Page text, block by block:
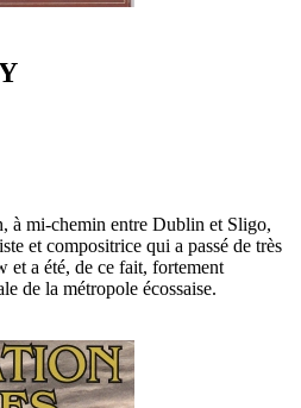
à mi-chemin entre Dublin et Sligo,
et compositrice qui a passé de très
et a été, de ce fait, fortement
de la métropole écossaise.